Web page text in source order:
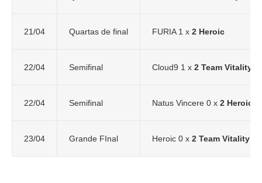
21/04 Quartas de final FURIA 1 x 2 Heroic
22/04 Semifinal Cloud9 1 x 2 Team Vitality
22/04 Semifinal Natus Vincere 0 x 2 Heroic
23/04 Grande FInal Heroic 0 x 2 Team Vitality